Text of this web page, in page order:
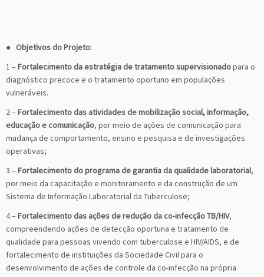
● Objetivos do Projeto:
1 – Fortalecimento da estratégia de tratamento supervisionadopara o
diagnóstico precoce e o tratamento oportuno em populações
vulneráveis.
2 – Fortalecimento das atividades de mobilização social, informação,
educação e comunicação, por meio de ações de comunicação para
mudança de comportamento, ensino e pesquisa e de investigações
operativas;
3 – Fortalecimento do programa de garantia da qualidade laboratorial,
por meio da capacitação e monitoramento e da construção de um
Sistema de Informação Laboratorial da Tuberculose;
4 – Fortalecimento das ações de redução da co-infecção TB/HIV,
compreendendo ações de detecção oportuna e tratamento de
qualidade para pessoas vivendo com tuberculose e HIV/AIDS, e de
fortalecimento de instituições da Sociedade Civil para o
desenvolvimento de ações de controle da co-infecção na própria